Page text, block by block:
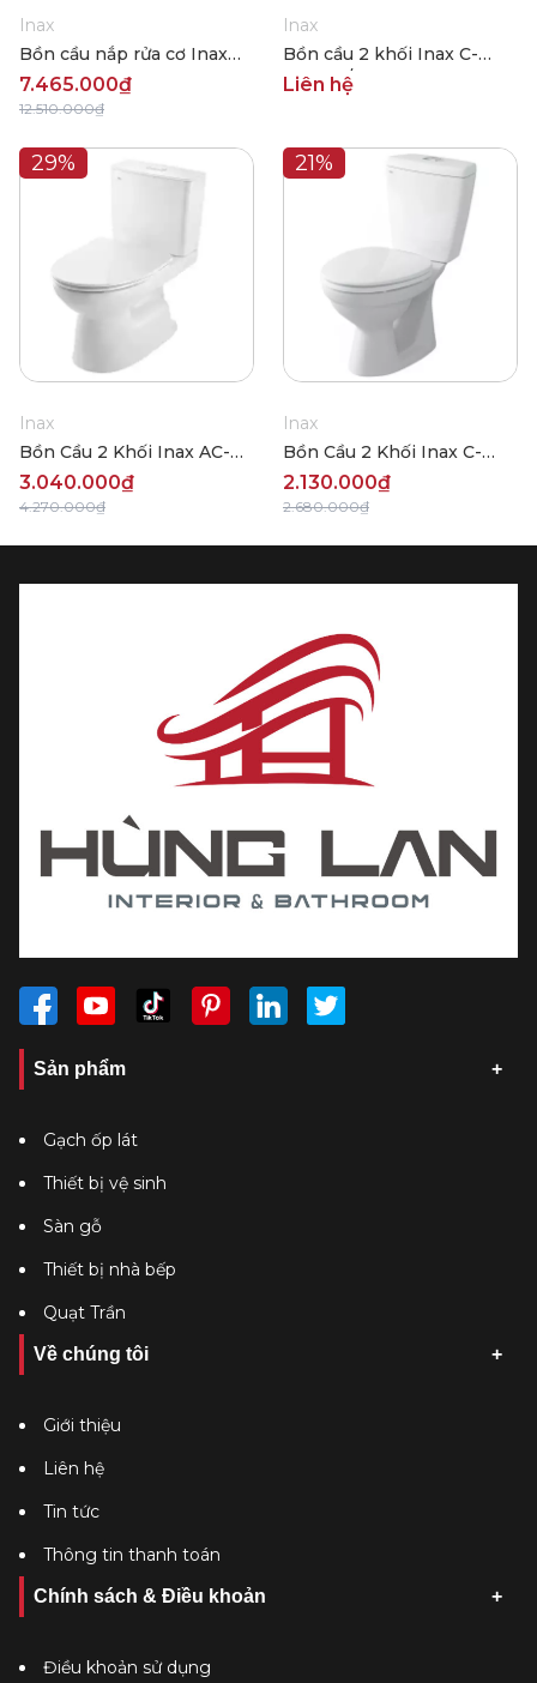
Inax
Bồn cầu nắp rửa cơ Inax
AC-900R+CW-S32VN
7.465.000₫
12.510.000₫
Inax
Bồn cầu 2 khối Inax C-
514VAN/BW1
Liên hệ
29%
Inax
Bồn Cầu 2 Khối Inax AC-
514VAN
3.040.000₫
4.270.000₫
21%
Inax
Bồn Cầu 2 Khối Inax C-
108VA
2.130.000₫
2.680.000₫
Sản phẩm
Gạch ốp lát
Thiết bị vệ sinh
Sàn gỗ
Thiết bị nhà bếp
Quạt Trần
Về chúng tôi
Giới thiệu
Liên hệ
Tin tức
Thông tin thanh toán
Chính sách & Điều khoản
Điều khoản sử dụng